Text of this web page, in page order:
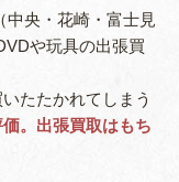
中央・花崎・富士見
や玩具の出張買
たたかれてしまう
。出張買取はもち